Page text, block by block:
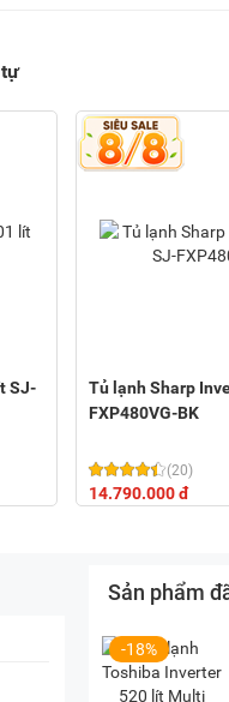
SJ-
Tủ lạnh Sharp
FXP480VG-BK
(20)
14.790.000 đ
Sản phẩm
-18%